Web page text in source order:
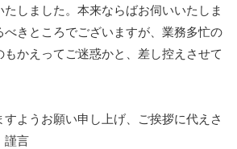
しました。本来ならばお伺いいたしま
べきところでございますが、業務多忙の
かえってご迷惑かと、差し控えさせて
ようお願い申し上げ、ご挨拶に代えさ
謹言